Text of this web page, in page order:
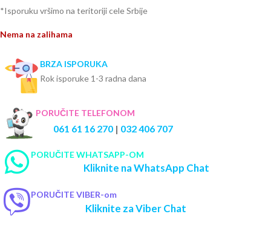
*Isporuku vršimo na teritoriji cele Srbije
Nema na zalihama
BRZA ISPORUKA
Rok isporuke 1-3 radna dana
PORUČITE TELEFONOM
061 61 16 270 | 032 406 707
PORUČITE WHATSAPP-OM
Kliknite na WhatsApp Chat
PORUČITE VIBER-om
Kliknite za Viber Chat